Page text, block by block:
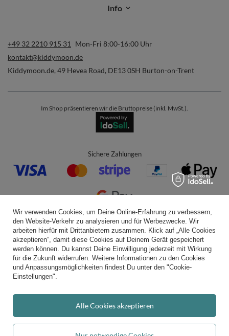
Info
+49 32 2210 915 31
Mon-Fri 8:00-16:00 Uhr
kontakt@kiddymoon.de
Kiddymoon.de, 49 Hevea Road, DE13 0SH Burton-on-Trent
Im Shop präsentieren wir die Bruttopreise (inkl. MwSt.).
Sichere Zahlungen
Bequeme Lieferung
Du kannst uns vertrauen
Folge uns:
Wir verwenden Cookies, um Deine Online-Erfahrung zu verbessern,
den Website-Verkehr zu analysieren und für Werbezwecke. Wir
arbeiten hierfür mit Drittanbietern zusammen. Klick auf „Alle Cookies
akzeptieren“, damit diese Cookies auf Deinem Gerät gespeichert
werden können. Du kannst Deine Einwilligung jederzeit mit Wirkung
für die Zukunft widerrufen. Weitere Informationen zu den Cookies
und Anpassungsmöglichkeiten findest Du unter den "Cookie-
Einstellungen".
Alle Cookies akzeptieren